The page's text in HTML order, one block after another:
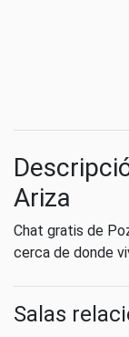
Ariza
Chat gratis de
cerca de donde
Salas